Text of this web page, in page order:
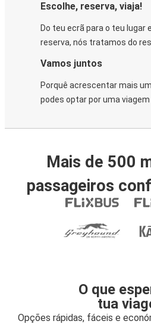
Escolhe, reserva, viaja!
Do teu ecrã para o teu lugar
reserva, nós tratamos do
Vamos juntos
Porquê acrescentar mais
podes optar por uma
Mais de 500
passageiros
O que
tua
Opções rápidas, fáceis e